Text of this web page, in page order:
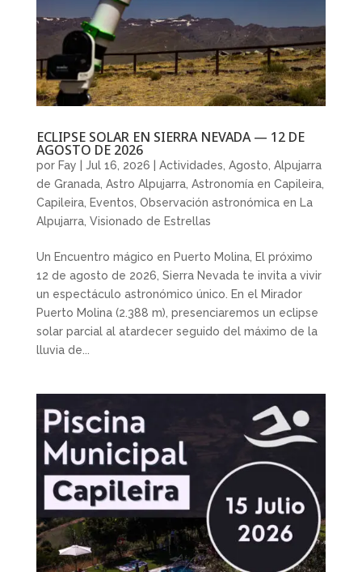
ECLIPSE SOLAR EN SIERRA NEVADA — 12 DE
AGOSTO DE 2026
por Fay | Jul 16, 2026 | Actividades Agosto Alpujarra
de Granada, Astro Alpujarra, Astronomía en Capileira,
Capileira, Eventos Observación astronómica en La
Alpujarra, Visionado de Estrellas
Un Encuentro mágico en Puerto Molina, El próximo
12 de agosto de 2026, Sierra Nevada te invita a vivir
un espectáculo astronómico único. En el Mirador
Puerto Molina (2.388 m), presenciaremos un eclipse
solar parcial al atardecer seguido del máximo de la
lluvia de...